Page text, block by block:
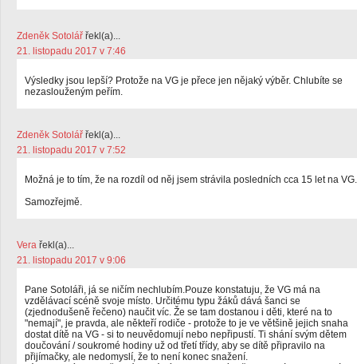
Zdeněk Sotolář řekl(a)...
21. listopadu 2017 v 7:46
Výsledky jsou lepší? Protože na VG je přece jen nějaký výběr. Chlubíte se
nezaslouženým peřím.
Zdeněk Sotolář řekl(a)...
21. listopadu 2017 v 7:52
Možná je to tím, že na rozdíl od něj jsem strávila posledních cca 15 let na VG.
Samozřejmě.
Vera řekl(a)...
21. listopadu 2017 v 9:06
Pane Sotoláři, já se ničím nechlubím.Pouze konstatuju, že VG má na
vzdělávací scéně svoje místo. Určitému typu žáků dává šanci se
(zjednodušeně řečeno) naučit víc. Že se tam dostanou i děti, které na to
"nemají", je pravda, ale někteří rodiče - protože to je ve většině jejich snaha
dostat dítě na VG - si to neuvědomují nebo nepřipustí. Ti shání svým dětem
doučování / soukromé hodiny už od třetí třídy, aby se dítě připravilo na
přijímačky, ale nedomyslí, že to není konec snažení.